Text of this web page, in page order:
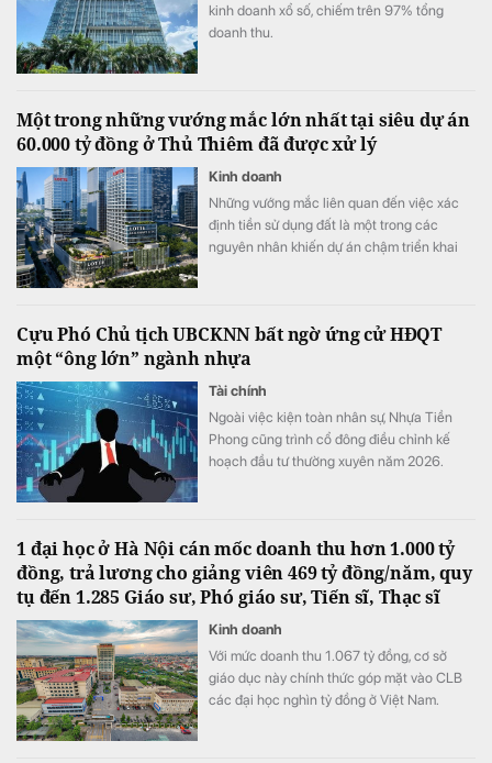
kinh doanh xổ số, chiếm trên 97% tổng
doanh thu.
Một trong những vướng mắc lớn nhất tại siêu dự án
60.000 tỷ đồng ở Thủ Thiêm đã được xử lý
Kinh doanh
Những vướng mắc liên quan đến việc xác
định tiền sử dụng đất là một trong các
nguyên nhân khiến dự án chậm triển khai
Cựu Phó Chủ tịch UBCKNN bất ngờ ứng cử HĐQT
một “ông lớn” ngành nhựa
Tài chính
Ngoài việc kiện toàn nhân sự, Nhựa Tiền
Phong cũng trình cổ đông điều chỉnh kế
hoạch đầu tư thường xuyên năm 2026.
1 đại học ở Hà Nội cán mốc doanh thu hơn 1.000 tỷ
đồng, trả lương cho giảng viên 469 tỷ đồng/năm, quy
tụ đến 1.285 Giáo sư, Phó giáo sư, Tiến sĩ, Thạc sĩ
Kinh doanh
Với mức doanh thu 1.067 tỷ đồng, cơ sở
giáo dục này chính thức góp mặt vào CLB
các đại học nghìn tỷ đồng ở Việt Nam.